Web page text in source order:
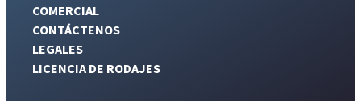
COMERCIAL
CONTÁCTENOS
LEGALES
LICENCIA DE RODAJES